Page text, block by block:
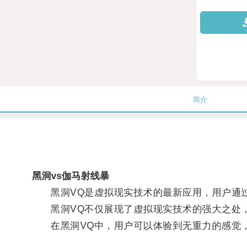
简介
黑洞vs伽马射线暴
黑洞VQ是虚拟现实技术的最新应用，用户通过
黑洞VQ不仅展现了虚拟现实技术的强大之处
在黑洞VQ中，用户可以体验到无重力的感觉